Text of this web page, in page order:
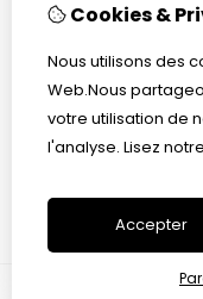
Inloggen
Service
Retour de
Cookies &
Nous utilisons des
Web.Nous
votre utilisation de
l'analyse. Lisez
Accepter